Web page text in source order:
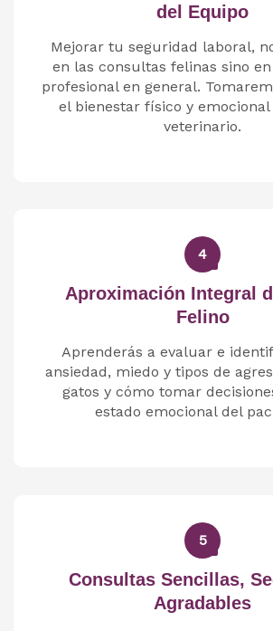
del Equipo
Mejorar tu seguridad laboral,
en las consultas felinas sino
profesional en general.
el bienestar físico y
veterinario.
4
Aproximación Integral
Felino
Aprenderás a evaluar e
ansiedad, miedo y tipos de
gatos y cómo tomar
estado emocional del
5
Consultas Sencillas,
Agradables